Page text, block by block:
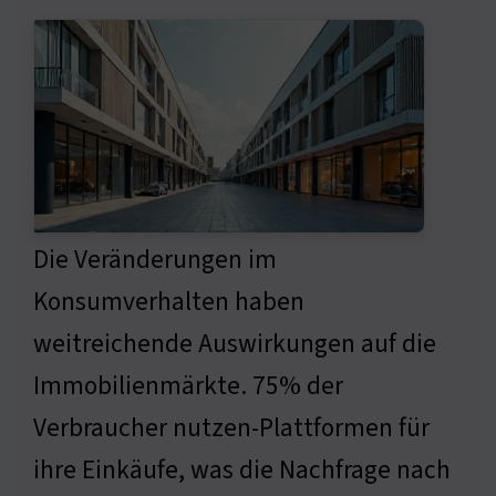
Die Veränderungen im
Konsumverhalten haben
weitreichende Auswirkungen auf die
Immobilienmärkte. 75% der
Verbraucher nutzen-Plattformen für
ihre Einkäufe, was die Nachfrage nach